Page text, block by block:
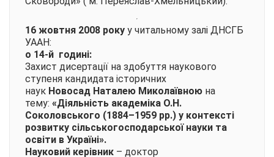
16 жовтня 2008 року у читальному залі ДНСГБ
УААН:
о 14-й годині:
Захист дисертації на здобуття наукового
ступеня кандидата історичних
наук Новосад Наталею Миколаївною на
тему: «Діяльність академіка О.Н.
Соколовського (1884–1959 рр.) у контексті
розвитку сільськогосподарської науки та
освіти в Україні».
Науковий керівник – доктор